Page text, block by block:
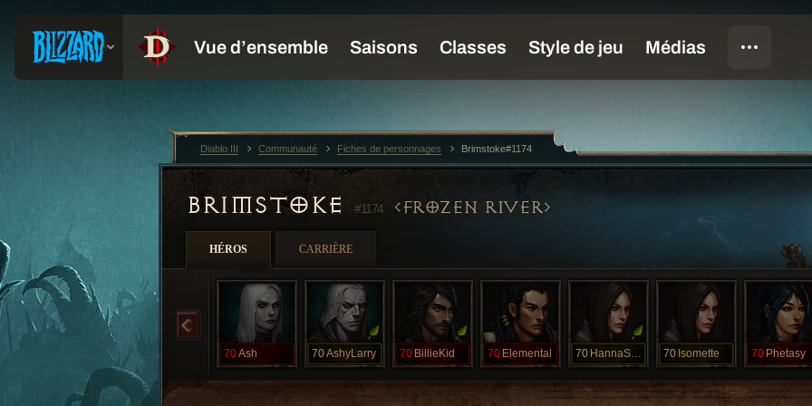
BRIMSTOKE #1174 FROZEN RIVER
HÉROS CARRIÈRE
70Ash 70AshyLarry 70 BillieKid 70 Elemental 70 HannaSolo 70 Isomette 70 Phetasy
Diablo III Communauté Fiches de personnages Brimstoke#1174